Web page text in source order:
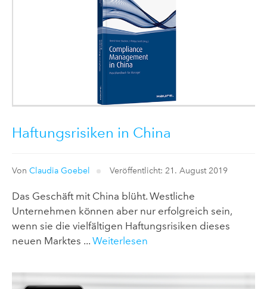
Haftungsrisiken in China
Von Claudia Goebel Veröffentlicht: 21. August 2019
Das Geschäft mit China blüht. Westliche
Unternehmen können aber nur erfolgreich sein,
wenn sie die vielfältigen Haftungsrisiken dieses
neuen Marktes ... Weiterlesen